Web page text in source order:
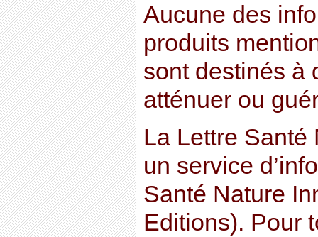
Aucune des
produits
sont destinés à
atténuer ou
La Lettre Santé
un service
Santé Nature
Editions). Pour